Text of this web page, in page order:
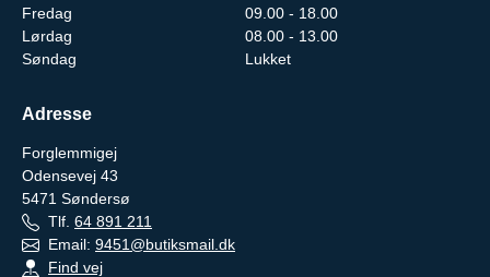
Fredag
09.00 - 18.00
Lørdag
08.00 - 13.00
Søndag
Lukket
Adresse
Forglemmigej
Odensevej 43
5471 Søndersø
Tlf. 64 891 211
Email: 9451@butiksmail.dk
Find vej